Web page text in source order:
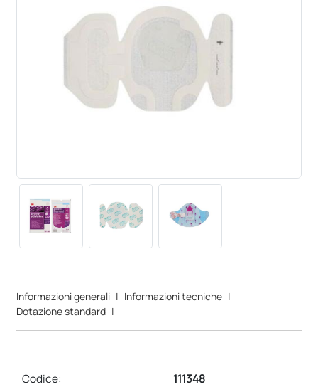
Informazioni generali | Informazioni tecniche |
Dotazione standard |
Codice:
111348